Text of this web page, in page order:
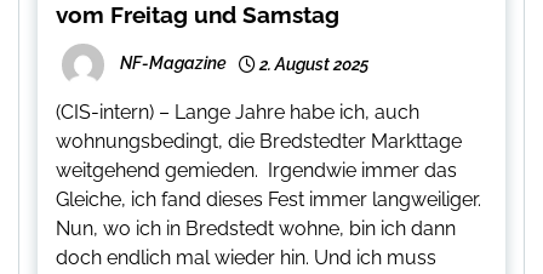
vom Freitag und Samstag
NF-Magazine 2. August 2025
(CIS-intern) – Lange Jahre habe ich, auch
wohnungsbedingt, die Bredstedter Markttage
weitgehend gemieden. Irgendwie immer das
Gleiche, ich fand dieses Fest immer langweiliger.
Nun, wo ich in Bredstedt wohne, bin ich dann
doch endlich mal wieder hin. Und ich muss